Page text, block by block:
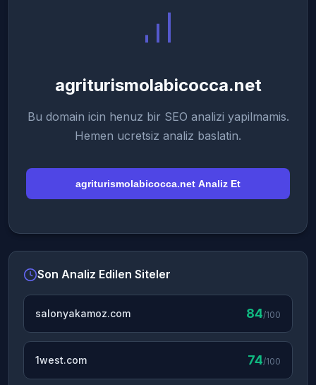
agriturismolabicocca.net
Bu domain icin henuz bir SEO analizi yapilmamis.
Hemen ucretsiz analiz baslatin.
agriturismolabicocca.net Analiz Et
Son Analiz Edilen Siteler
salonyakamoz.com 84/100
1west.com 74/100